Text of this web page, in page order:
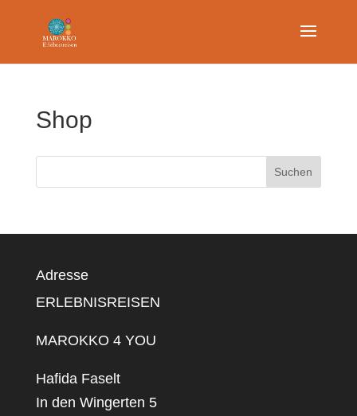
Shop
Adresse
ERLEBNISREISEN
MAROKKO 4 YOU
Hafida Faselt
In den Wingerten 5